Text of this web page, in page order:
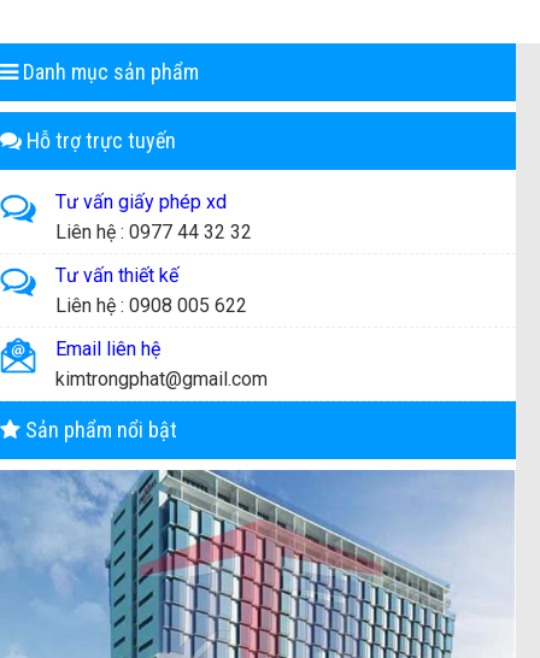
Danh mục sản phẩm
Hỗ trợ trực tuyến
Tư vấn giấy phép xd
Liên hệ : 0977 44 32 32
Tư vấn thiết kế
Liên hệ : 0908 005 622
Email liên hệ
kimtrongphat@gmail.com
Sản phẩm nổi bật